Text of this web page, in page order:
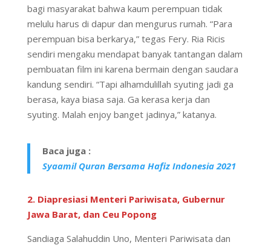
bagi masyarakat bahwa kaum perempuan tidak
melulu harus di dapur dan mengurus rumah. “Para
perempuan bisa berkarya,” tegas Fery. Ria Ricis
sendiri mengaku mendapat banyak tantangan dalam
pembuatan film ini karena bermain dengan saudara
kandung sendiri. “Tapi alhamdulillah syuting jadi ga
berasa, kaya biasa saja. Ga kerasa kerja dan
syuting. Malah enjoy banget jadinya,” katanya.
Baca juga :
Syaamil Quran Bersama Hafiz Indonesia 2021
2. Diapresiasi Menteri Pariwisata, Gubernur
Jawa Barat, dan Ceu Popong
Sandiaga Salahuddin Uno, Menteri Pariwisata dan